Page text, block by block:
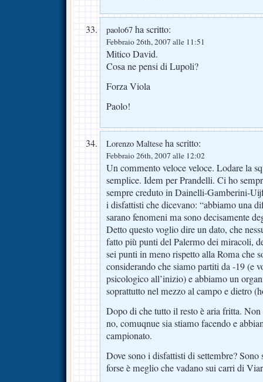
paolo67 ha scritto:
Febbraio 26th, 2007 alle 11:51
Mitico David.
Cosa ne pensi di Lupoli?
Forza Viola
Paolo!
Lorenzo Maltese ha scritto:
Febbraio 26th, 2007 alle 12:02
Un commento veloce veloce. Lodare la
semplice. Idem per Prandelli. Ci ho
sempre creduto in Dainelli-Gamberini-
i disfattisti che dicevano: “abbiamo una
sarano fenomeni ma sono decisamente
Detto questo voglio dire un dato, che
fatto più punti del Palermo dei miracoli,
sei punti in meno rispetto alla Roma che
considerando che siamo partiti da -19 (e
psicologico all’inizio) e abbiamo un
soprattutto nel mezzo al campo e dietro
Dopo di che tutto il resto è aria fritta.
no, comuqnue sia stiamo facendo e
campionato.
Dove sono i disfattisti di settembre?
forse è meglio che vadano sui carri di